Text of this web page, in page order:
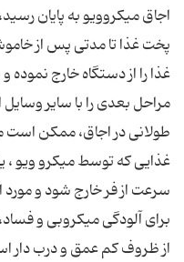
اجاق میکروویو به پایان
پخت غذا تا مدتی پس از
غذا را از دستگاه خارج
مراحل بعدی را با سایر وسایل
طولانی در اجاق، ممکن
غذایی که توسط میکرو ویو
سرعت از فر خارج شود و مورد